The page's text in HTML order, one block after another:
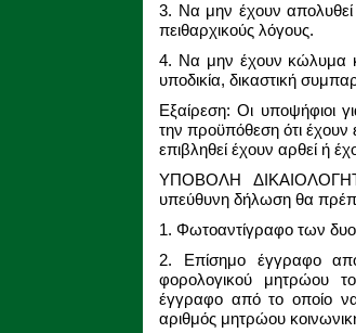
3. Να μην έχουν
πειθαρχικούς λόγους.
4. Να μην έχουν κώλυμα
υποδικία, δικαστική
Εξαίρεση: Οι υποψήφιοι
την προϋπόθεση ότι έχουν
επιβληθεί έχουν αρθεί ή
ΥΠΟΒΟΛΗ
υπεύθυνη δήλωση θα
1. Φωτοαντίγραφο των δυο
2. Επίσημο έγγραφο
φορολογικού μητρώου
έγγραφο από το οποίο
αριθμός μητρώου